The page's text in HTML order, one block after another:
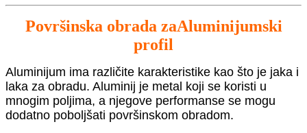
Površinska obrada zaAluminijumski
profil
Aluminijum ima različite karakteristike kao što je jaka i
laka za obradu. Aluminij je metal koji se koristi u
mnogim poljima, a njegove performanse se mogu
dodatno poboljšati površinskom obradom.